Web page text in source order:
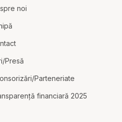
noi
Presă
Parteneriate
financiară 2025